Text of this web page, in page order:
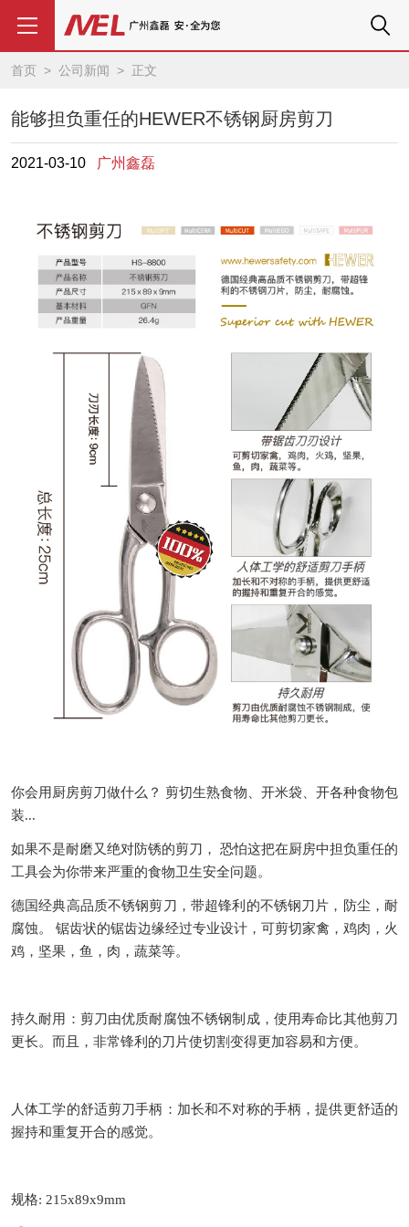
首页 > 公司新闻 > 正文
能够担负重任的HEWER不锈钢厨房剪刀
2021-03-10 广州鑫磊
你会用厨房剪刀做什么？ 剪切生熟食物、开米袋、开各种食物包
装...
如果不是耐磨又绝对防锈的剪刀，
恐怕这把在厨房中担负重任的
工具会为你带来严重的食物卫生安全问题。
德国经典高品质不锈钢剪刀，带超锋利的不锈钢刀片，防尘，耐
腐蚀。
锯齿状的锯齿边缘经过专业设计，可剪切家禽，鸡肉，火
鸡，坚果，鱼，肉，蔬菜等。
持久耐用：剪刀由优质耐腐蚀不锈钢制成，使用寿命比其他剪刀
更长。而且，非常锋利的刀片使切割变得更加容易和方便。
人体工学的舒适剪刀手柄：加长和不对称的手柄，提供更舒适的
握持和重复开合的感觉。
规格: 215x89x9mm